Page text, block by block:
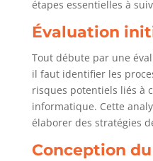
étapes essentielles à
Évaluation
Tout débute par une
il faut identifier les
risques potentiels liés à
informatique. Cette
élaborer des stratégies
Conception